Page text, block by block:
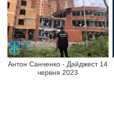
Антон Санченко - Дайджест 14
червня 2023